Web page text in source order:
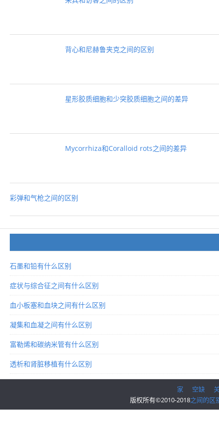
背心和尼赫鲁夹克之间的区别
星形胶质细胞和少突胶质细胞之间的差异
Mycorrhiza和Coralloid rots之间的差异
彩弹和气枪之间的区别
石墨和铅有什么区别
症状与综合征之间有什么区别
血小板塞和血块之间有什么区别
凝集和血凝之间有什么区别
富勒烯和碳纳米管有什么区别
透析和肾脏移植有什么区别
家 空缺
版权所有©2010-2018之间的区